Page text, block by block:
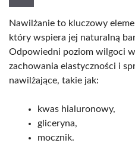
Nawilżanie to kluczowy
który wspiera jej naturalną
Odpowiedni poziom wilgoci
zachowania elastyczności i
nawilżające, takie jak:
kwas hialuronowy,
gliceryna,
mocznik.